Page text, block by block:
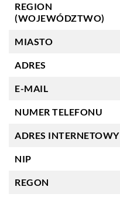
REGION
(WOJEWÓDZTWO)
MIASTO
ADRES
E-MAIL
NUMER TELEFONU
ADRES INTERNETOWY
NIP
REGON